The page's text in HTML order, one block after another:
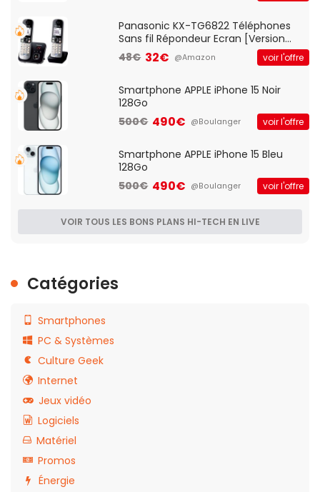
Panasonic KX-TG6822 Téléphones
Sans fil Répondeur Ecran [Version
Française]
48€ 32€ @Amazon voir l'offre
Smartphone APPLE iPhone 15 Noir
128Go
500€ 490€ @Boulanger voir l'offre
Smartphone APPLE iPhone 15 Bleu
128Go
500€ 490€ @Boulanger voir l'offre
VOIR TOUS LES BONS PLANS HI-TECH EN LIVE
Catégories
Smartphones
PC & Systèmes
Culture Geek
Internet
Jeux vidéo
Logiciels
Matériel
Promos
Énergie